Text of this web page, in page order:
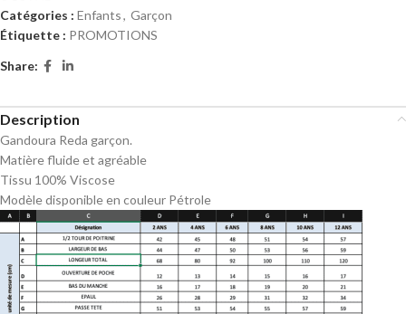
Catégories : Enfants, Garçon
Étiquette : PROMOTIONS
Share:
Description
Gandoura Reda garçon.
Matière fluide et agréable
Tissu 100% Viscose
Modèle disponible en couleur Pétrole